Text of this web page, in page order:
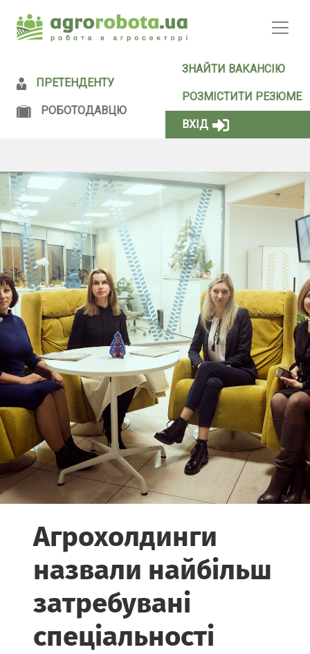
ПРЕТЕНДЕНТУ(CURRENT)
РОБОТОДАВЦЮ
ЗНАЙТИ ВАКАНСІЮ
РОЗМІСТИТИ РЕЗЮМЕ
ВХІД
Агрохолдинги
назвали найбільш
затребувані
спеціальності